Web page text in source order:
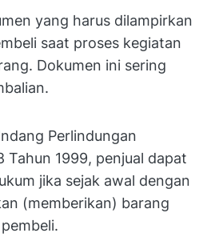
yang harus dilampirkan
saat proses kegiatan
Dokumen ini sering
Perlindungan
Tahun 1999, penjual dapat
jika sejak awal dengan
(memberikan) barang